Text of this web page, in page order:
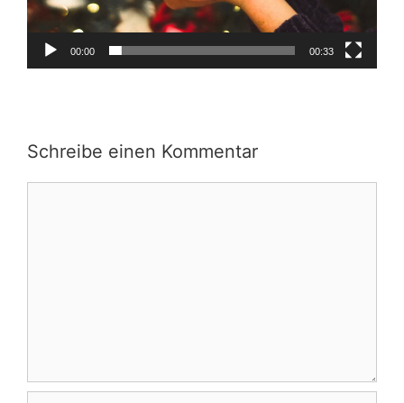
00:00 00:33
Schreibe einen Kommentar